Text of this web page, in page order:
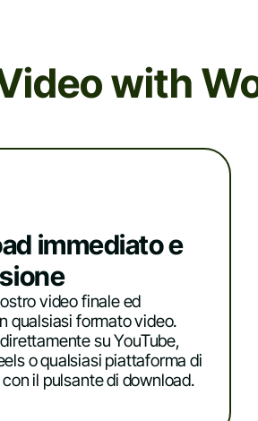
with
immediato e
video finale ed
qualsiasi formato video.
su YouTube,
o qualsiasi piattaforma di
il pulsante di download.